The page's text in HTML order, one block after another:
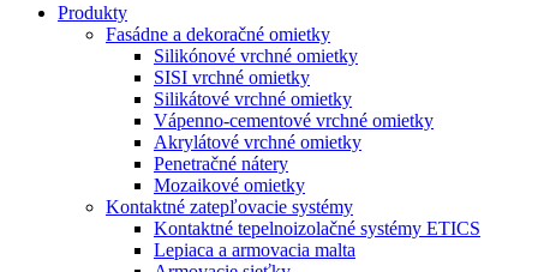
Produkty
Fasádne a dekoračné omietky
Silikónové vrchné omietky
SISI vrchné omietky
Silikátové vrchné omietky
Vápenno-cementové vrchné omietky
Akrylátové vrchné omietky
Penetračné nátery
Mozaikové omietky
Kontaktné zatepľovacie systémy
Kontaktné tepelnoizolačné systémy ETICS
Lepiaca a armovacia malta